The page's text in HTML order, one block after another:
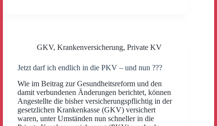
GKV, Krankenversicherung, Private KV
Jetzt darf ich endlich in die PKV – und nun ???
Wie im Beitrag zur Gesundheitsreform und den
damit verbundenen Änderungen berichtet, können
Angestellte die bisher versicherungspflichtig in der
gesetzlichen Krankenkasse (GKV) versichert
waren, unter Umständen nun schneller in die